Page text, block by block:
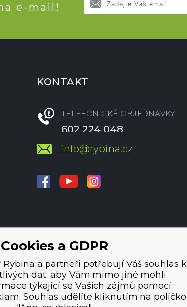
e-mail!
KONTAKT
TELEFONICKÉ OBJEDNÁVKY
602 224 048
info@rybina.cz
Cookies a GDPR
Rybina a partneři potřebují Váš souhlas k
dat, aby Vám mimo jiné mohli
týkající se Vašich zájmů pomocí
Souhlas udělíte kliknutím na políčko